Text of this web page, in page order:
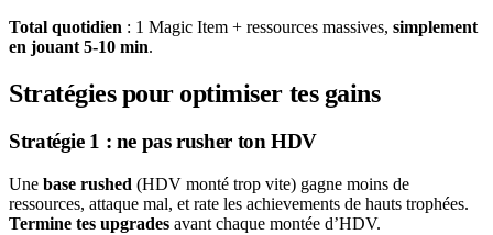
Total quotidien : 1 Magic Item + ressources massives, simplement
en jouant 5-10 min.
Stratégies pour optimiser tes gains
Stratégie 1 : ne pas rusher ton HDV
Une base rushed (HDV monté trop vite) gagne moins de
ressources, attaque mal, et rate les achievements de hauts trophées.
Termine tes upgrades avant chaque montée d’HDV.